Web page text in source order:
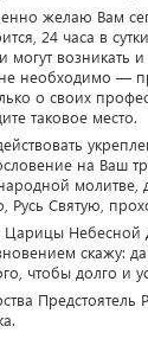
желаю Вам
24 часа в
могут
необходимо —
о своих
таковое место.
на Ваш
Русь Святую,
Царицы
скажу:
чтобы долго